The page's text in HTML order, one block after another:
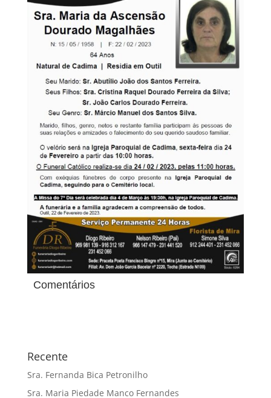
Comentários
Recente
Sra. Fernanda Bica Petronilho
Sra. Maria Piedade Manco Fernandes